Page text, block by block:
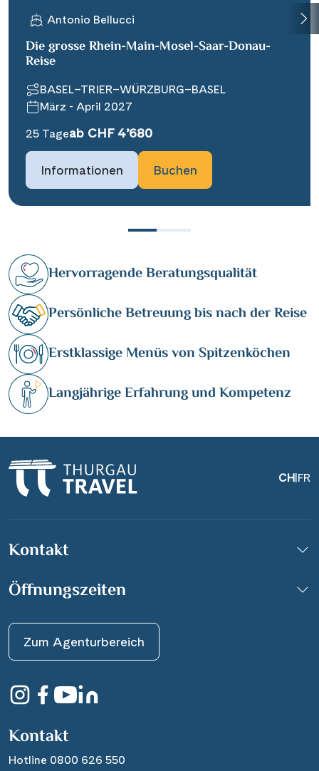
Antonio Bellucci
Die grosse Rhein-Main-Mosel-Saar-Donau-
Reise
BASEL–TRIER–WÜRZBURG–BASEL
März - April 2027
25 Tageab CHF 4’680
Informationen Buchen
Hervorragende Beratungsqualität
Persönliche Betreuung bis nach der Reise
Erstklassige Menüs von Spitzenköchen
Langjährige Erfahrung und Kompetenz
CH|FR
Kontakt
Öffnungszeiten
Zum Agenturbereich
Kontakt
Hotline 0800 626 550